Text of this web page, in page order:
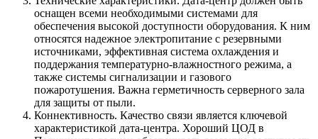
оснащен всеми необходимыми системами для
обеспечения высокой доступности оборудования. К ним
относятся надежное электропитание с резервными
источниками, эффективная система охлаждения и
поддержания температурно-влажностного режима, а
также системы сигнализации и газового
пожаротушения. Важна герметичность серверного зала
для защиты от пыли.
Коннективность. Качество связи является ключевой
характеристикой дата-центра. Хороший ЦОД в